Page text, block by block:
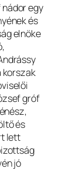
egy
és
elnöke
korszak
gróf
és
lett
jó